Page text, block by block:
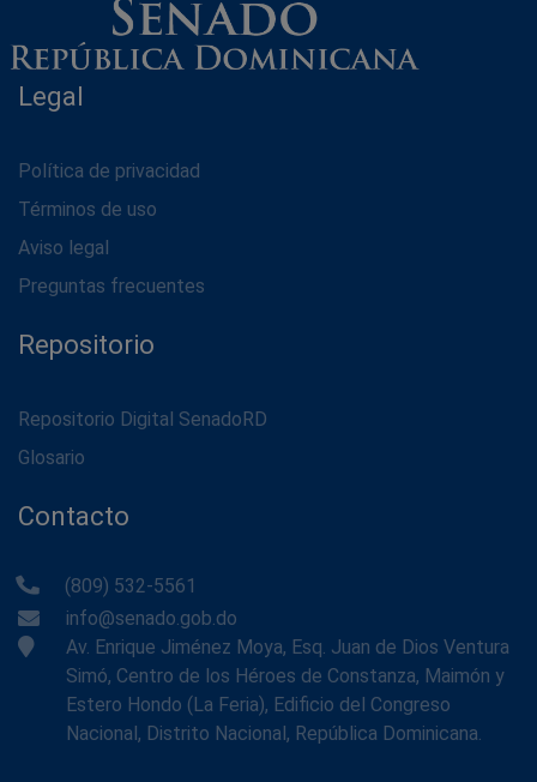
Legal
Política de privacidad
Términos de uso
Aviso legal
Preguntas frecuentes
Repositorio
Repositorio Digital SenadoRD
Glosario
Contacto
(809) 532-5561
info@senado.gob.do
Av. Enrique Jiménez Moya, Esq. Juan de Dios Ventura
Simó, Centro de los Héroes de Constanza, Maimón y
Estero Hondo (La Feria), Edificio del Congreso
Nacional, Distrito Nacional, República Dominicana.